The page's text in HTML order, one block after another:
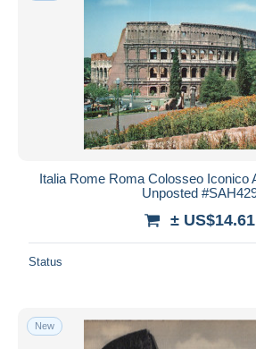
Italia Rome Roma Colosseo Iconico
Unposted
± US$14.61
Status
New